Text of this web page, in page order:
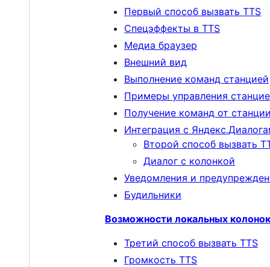
Первый способ вызвать TTS
Спецэффекты в TTS
Медиа браузер
Внешний вид
Выполнение команд станцией
Примеры управления
Получение команд от станции
Интеграция с
Второй способ вызвать
Диалог с колонкой
Уведомления и
Будильники
Возможности локальных колонок
Третий способ вызвать TTS
Громкость TTS